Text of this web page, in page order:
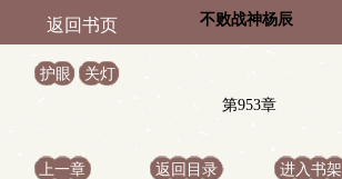
返回书页 不败战神杨辰
护眼 关灯
第953章
上一章 返回目录 进入书架